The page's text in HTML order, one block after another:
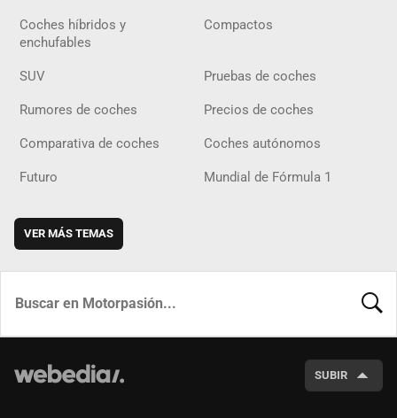
Coches híbridos y
enchufables
Compactos
SUV Pruebas de coches
Rumores de coches Precios de coches
Comparativa de coches Coches autónomos
Futuro Mundial de Fórmula 1
VER MÁS TEMAS
SUBIR